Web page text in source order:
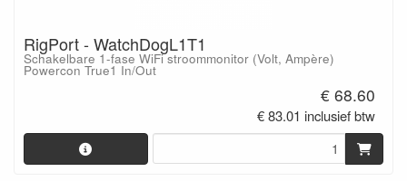
RigPort - WatchDogL1T1
Schakelbare 1-fase WiFi stroommonitor (Volt, Ampère)
Powercon True1 In/Out
€ 68.60
€ 83.01 inclusief btw